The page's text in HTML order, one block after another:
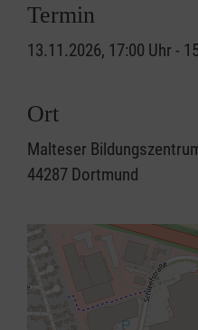
Termin
13.11.2026, 17:00 Uhr -
Ort
Malteser
44287 Dortmund